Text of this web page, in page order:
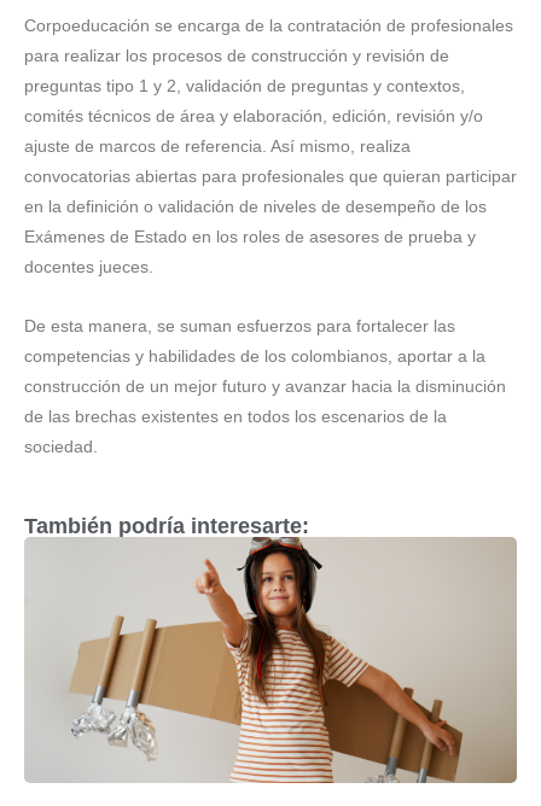
Corpoeducación se encarga de la contratación de profesionales
para realizar los procesos de construcción y revisión de
preguntas tipo 1 y 2, validación de preguntas y contextos,
comités técnicos de área y elaboración, edición, revisión y/o
ajuste de marcos de referencia. Así mismo, realiza
convocatorias abiertas para profesionales que quieran participar
en la definición o validación de niveles de desempeño de los
Exámenes de Estado en los roles de asesores de prueba y
docentes jueces.
De esta manera, se suman esfuerzos para fortalecer las
competencias y habilidades de los colombianos, aportar a la
construcción de un mejor futuro y avanzar hacia la disminución
de las brechas existentes en todos los escenarios de la
sociedad.
También podría interesarte: